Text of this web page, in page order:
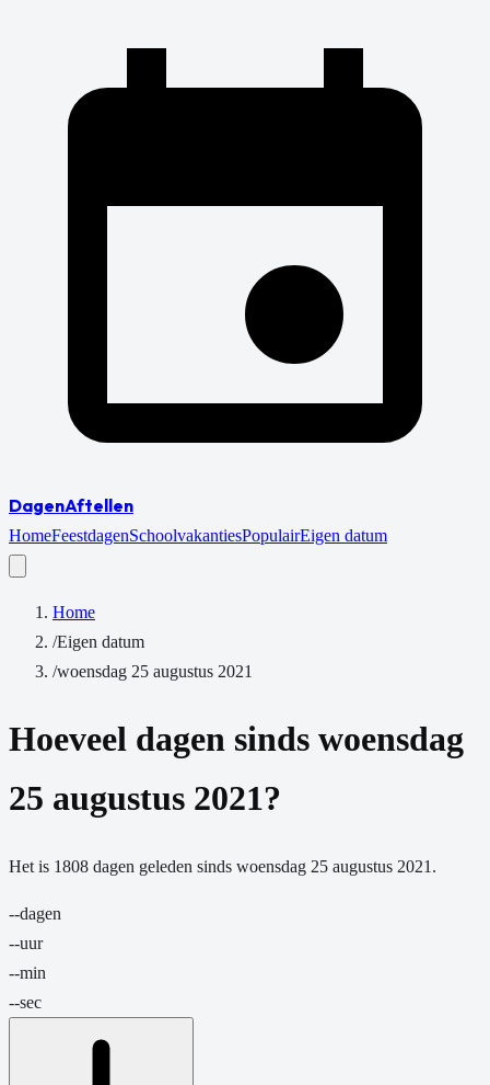
DagenAftellen
HomeFeestdagenSchoolvakantiesPopulairEigen datum
Home
/Eigen datum
/woensdag 25 augustus 2021
Hoeveel dagen sinds woensdag
25 augustus 2021?
Het is 1808 dagen geleden sinds woensdag 25 augustus 2021 .
--dagen
--uur
--min
--sec